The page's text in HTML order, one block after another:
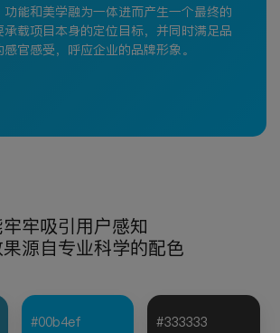
功能和美学融为一体进而产生一个最终的
载项目本身的定位目标，并同时满足品
官感受，呼应企业的品牌形象。
牢吸引用户感知
源自专业科学的配色
#00b4ef #333333